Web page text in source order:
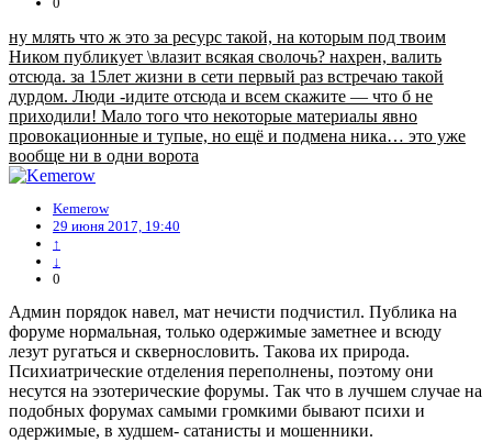
ну млять что ж это за ресурс такой, на которым под твоим
Ником публикует \влазит всякая сволочь? нахрен, валить
отсюда. за 15лет жизни в сети первый раз встречаю такой
дурдом. Люди -идите отсюда и всем скажите — что б не
приходили! Мало того что некоторые материалы явно
провокационные и тупые, но ещё и подмена ника… это уже
вообще ни в одни ворота
Kemerow
29 июня 2017, 19:40
↑
↓
0
Админ порядок навел, мат нечисти подчистил. Публика на
форуме нормальная, только одержимые заметнее и всюду
лезут ругаться и сквернословить. Такова их природа.
Психиатрические отделения переполнены, поэтому они
несутся на эзотерические форумы. Так что в лучшем случае на
подобных форумах самыми громкими бывают психи и
одержимые, в худшем- сатанисты и мошенники.